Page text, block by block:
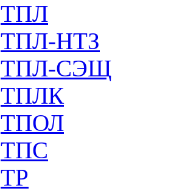
ТПЛ
ТПЛ-НТЗ
ТПЛ-СЭЩ
ТПЛК
ТПОЛ
ТПС
ТР